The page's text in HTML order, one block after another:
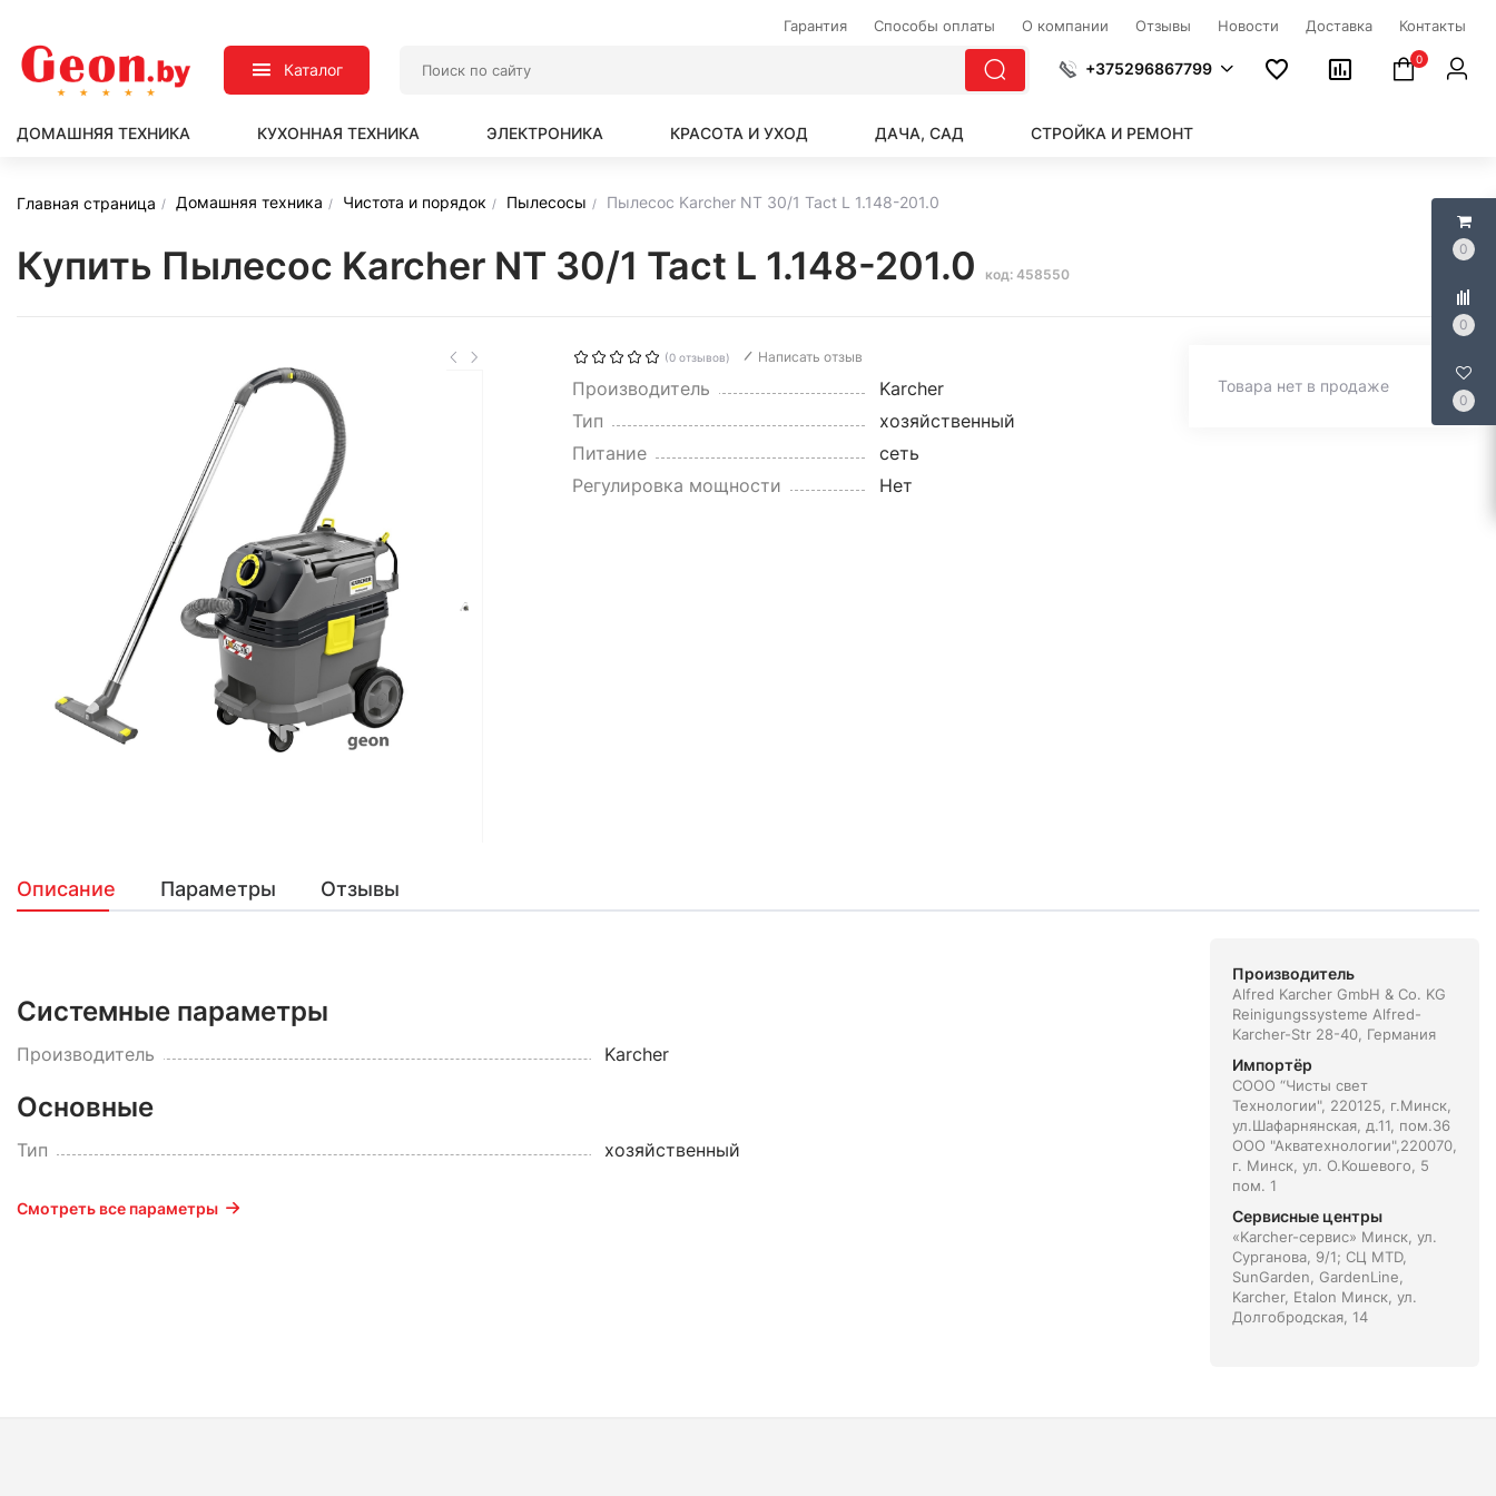
0
0
0
Гарантия Способы оплаты О компании Отзывы Новости Доставка Контакты
Каталог +375296867799
0
ДОМАШНЯЯ ТЕХНИКА КУХОННАЯ ТЕХНИКА ЭЛЕКТРОНИКА КРАСОТА И УХОД ДАЧА, САД СТРОЙКА И РЕМОНТ
Главная страница Домашняя техника Чистота и порядок Пылесосы Пылесос Karcher NT 30/1 Tact L 1.148-201.0
Купить Пылесос Karcher NT 30/1 Tact L 1.148-201.0 код: 458550
(0 отзывов) Написать отзыв
Производитель
Karcher
Тип
хозяйственный
Питание
сеть
Регулировка мощности
Нет
Товара нет в продаже
Описание Параметры Отзывы
Системные параметры
Производитель Karcher
Основные
Тип хозяйственный
Смотреть все параметры
Производитель
Alfred Karcher GmbH & Co. KG
Reinigungssysteme Alfred-
Karcher-Str 28-40, Германия
Импортёр
СООО “Чисты свет
Технологии", 220125, г.Минск,
ул.Шафарнянская, д.11, пом.36
ООО "Акватехнологии",220070,
г. Минск, ул. О.Кошевого, 5
пом. 1
Сервисные центры
«Karcher-сервис» Минск, ул.
Сурганова, 9/1; СЦ MTD,
SunGarden, GardenLine,
Karcher, Etalon Минск, ул.
Долгобродская, 14